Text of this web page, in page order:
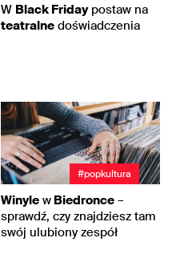
W Black Fridaypostaw na
teatralne doświadczenia
#popkultura
Winyle w Biedronce –
sprawdź, czy znajdziesz tam
swój ulubiony zespół